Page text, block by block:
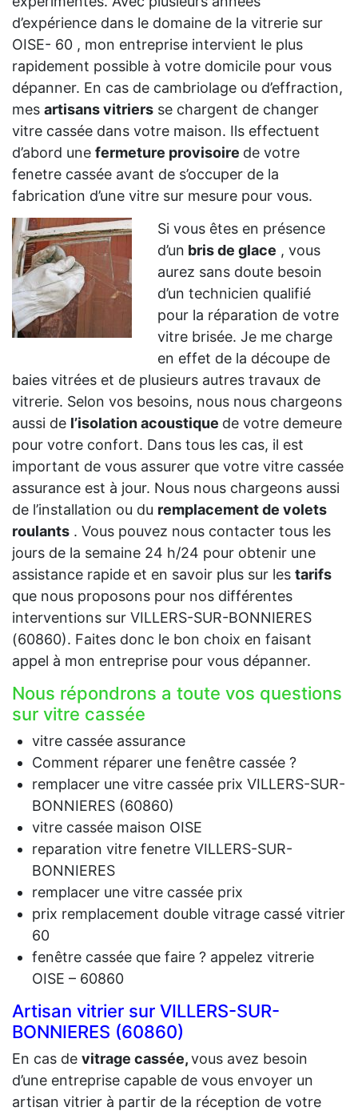
d’expérience dans le domaine de la vitrerie sur
OISE- 60 , mon entreprise intervient le plus
rapidement possible à votre domicile pour vous
dépanner. En cas de cambriolage ou d’effraction,
mes artisans vitriers se chargent de changer
vitre cassée dans votre maison. Ils effectuent
d’abord une fermeture provisoire de votre
fenetre cassée avant de s’occuper de la
fabrication d’une vitre sur mesure pour vous.
Si vous êtes en présence
d’un bris de glace , vous
aurez sans doute besoin
d’un technicien qualifié
pour la réparation de votre
vitre brisée. Je me charge
en effet de la découpe de
baies vitrées et de plusieurs autres travaux de
vitrerie. Selon vos besoins, nous nous chargeons
aussi de l’isolation acoustique de votre demeure
pour votre confort. Dans tous les cas, il est
important de vous assurer que votre vitre cassée
assurance est à jour. Nous nous chargeons aussi
de l’installation ou du remplacement de volets
roulants . Vous pouvez nous contacter tous les
jours de la semaine 24 h/24 pour obtenir une
assistance rapide et en savoir plus sur les tarifs
que nous proposons pour nos différentes
interventions sur VILLERS-SUR-BONNIERES
(60860). Faites donc le bon choix en faisant
appel à mon entreprise pour vous dépanner.
Nous répondrons a toute vos questions
sur vitre cassée
vitre cassée assurance
Comment réparer une fenêtre cassée ?
remplacer une vitre cassée prix VILLERS-SUR-
BONNIERES (60860)
vitre cassée maison OISE
reparation vitre fenetre VILLERS-SUR-
BONNIERES
remplacer une vitre cassée prix
prix remplacement double vitrage cassé vitrier
60
fenêtre cassée que faire ? appelez vitrerie
OISE – 60860
Artisan vitrier sur VILLERS-SUR-
BONNIERES (60860)
En cas de vitrage cassée,vous avez besoin
d’une entreprise capable de vous envoyer un
artisan vitrier à partir de la réception de votre